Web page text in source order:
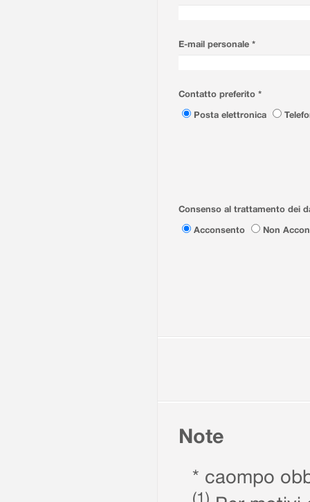
E-mail personale *
Contatto preferito *
Posta elettronica
Consenso al trattamento dei
Acconsento
Non
Note
* caompo
(1)